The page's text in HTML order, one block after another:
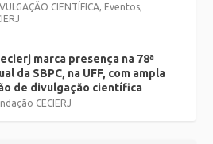
CIENTÍFICA, Eventos,
marca presença na 78ª
da SBPC, na UFF, com ampla
de divulgação científica
CECIERJ